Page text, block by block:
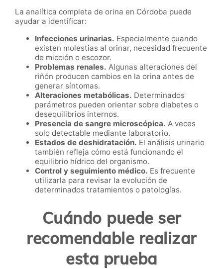
La analítica completa de orina en Córdoba puede
ayudar a identificar:
Infecciones urinarias. Especialmente cuando
existen molestias al orinar, necesidad frecuente
de micción o escozor.
Problemas renales. Algunas alteraciones del
riñón producen cambios en la orina antes de
generar síntomas.
Alteraciones metabólicas. Determinados
parámetros pueden orientar sobre diabetes o
desequilibrios internos.
Presencia de sangre microscópica. A veces
solo detectable mediante laboratorio.
Estados de deshidratación. El análisis urinario
también refleja cómo está funcionando el
equilibrio hídrico del organismo.
Control y seguimiento médico. Es frecuente
utilizarla para revisar la evolución de
determinados tratamientos o patologías.
Cuándo puede ser
recomendable realizar
esta prueba